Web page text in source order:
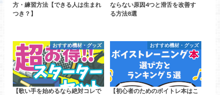
方・練習方法【できる人は生まれ
つき？】
ならない原因4つと滑舌を改善す
る方法8選
おすすめ機材・グッズ
【歌い手を始めるなら絶対コレで
おすすめ機材・グッズ
【初心者のためのボイトレ本はこ